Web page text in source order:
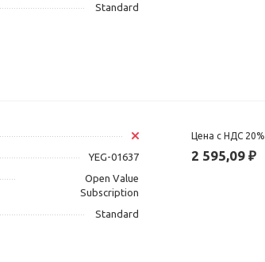
Standard
YEG-01637
Open Value
Subscription
Standard
Цена с НДС 20%
2 595,09 ₽